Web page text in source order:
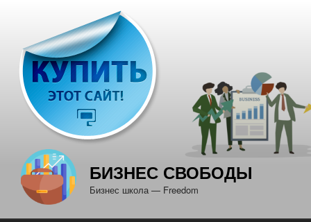
содержимому
БИЗНЕС СВОБОДЫ
Бизнес школа — Freedom